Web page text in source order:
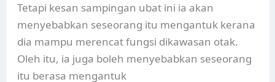
Tetapi kesan sampingan ubat ini ia akan
menyebabkan seseorang itu mengantuk kerana
dia mampu merencat fungsi dikawasan otak.
Oleh itu, ia juga boleh menyebabkan seseorang
itu berasa mengantuk